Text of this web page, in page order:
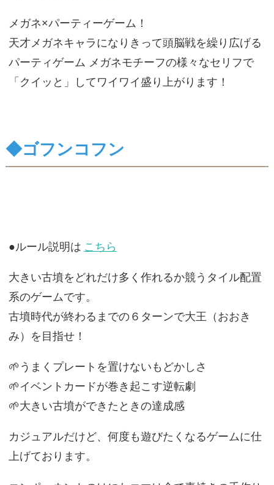
メガネ×パーティーゲーム！
天才メガネキャラになりきって頭脳戦を繰り広げる
パーティゲーム メガネモチーフの様々なセリフで
「クイッと」してワイワイ盛り上がります！
◆ゴフンコフン
●ルール説明は こちら
大きい古墳をどれだけ多く作れるか競うタイル配置
系のゲームです。
古墳時代が終わるまでの６ターンで大王（おおき
み）を目指せ！
🌱うまくプレートを置けないもどかしさ
🌱イベントカードが巻き起こす逆転劇
🌱大きい古墳ができたときの達成感
カジュアルだけど、何度も遊びたくなるゲームに仕
上げております。